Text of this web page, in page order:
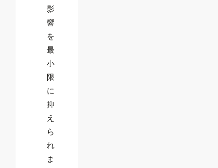
影
響
を
最
小
限
に
抑
え
ら
れ
ま